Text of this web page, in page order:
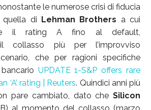
le numerose crisi di fiducia
quella di
Lehman Brothers a cui
il rating A fino al default,
il collasso più per l’improvviso
che per ragioni specifiche
UPDATE 1-S&P offers rare
‘A’ rating | Reuters. Quindici anni più
pare cambiato, dato che Silicon